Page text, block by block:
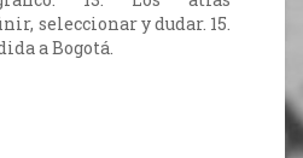
seleccionar y dudar. 15.
a Bogotá.